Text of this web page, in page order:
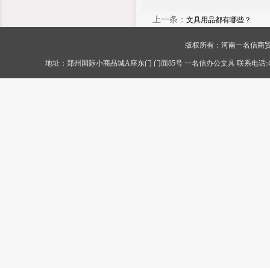
上一条： 文具用品都有哪些？
版权所有：河南一名信商
地址：郑州国际小商品城A座东门 门面85号 一名信办公文具 联系电话